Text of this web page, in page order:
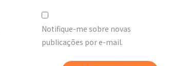
Notifique-me sobre novas
publicações por e-mail.